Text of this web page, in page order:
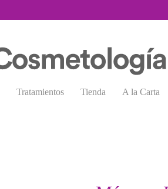
Tratamientos Tienda A la Carta